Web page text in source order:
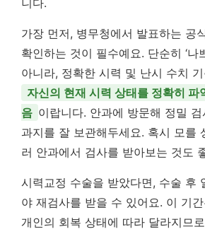
니다.
가장 먼저, 병무청에서 발표하는 공
확인하는 것이 필수예요. 단순히 ‘나
아니라, 정확한 시력 및 난시 수치
자신의 현재 시력 상태를 정확히 파
음 이랍니다. 안과에 방문해 정밀
과지를 잘 보관해두세요. 혹시 모를
러 안과에서 검사를 받아보는 것도
시력교정 수술을 받았다면, 수술 후
야 재검사를 받을 수 있어요. 이 기
개인의 회복 상태에 따라 달라지므